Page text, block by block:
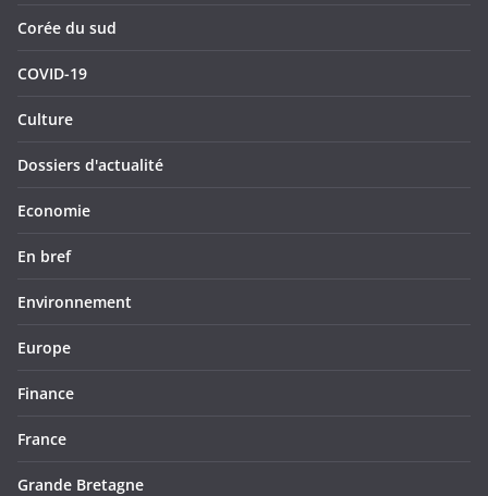
Corée du sud
COVID-19
Culture
Dossiers d'actualité
Economie
En bref
Environnement
Europe
Finance
France
Grande Bretagne